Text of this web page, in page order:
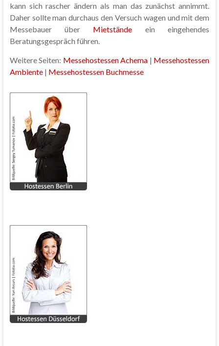
kann sich rascher ändern als man das zunächst annimmt.
Daher sollte man durchaus den Versuch wagen und mit dem
Messebauer über Mietstände ein eingehendes
Beratungsgespräch führen.
Weitere Seiten: Messehostessen Achema | Messehostessen
Ambiente| Messehostessen Buchmesse